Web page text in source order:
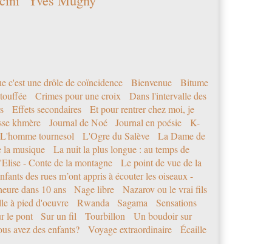
c'est une drôle de coïncidence Bienvenue
Bitume
Crimes pour une croix
Dans l'intervalle des
Effets secondaires
Et pour rentrer chez moi, je
khmère Journal de Noé Journal en poésie
K-
L'homme tournesol L'Ogre du Salève
La Dame de
musique
La nuit la plus longue : au temps de
- Conte de la montagne
Le point de vue de la
des rues m’ont appris à écouter les oiseaux -
dans 10 ans Nage libre
Nazarov ou le vrai fils
à pied d'oeuvre Rwanda Sagama
Sensations
le pont Sur un fil Tourbillon
Un boudoir sur
avez des enfants? Voyage extraordinaire
Écaille